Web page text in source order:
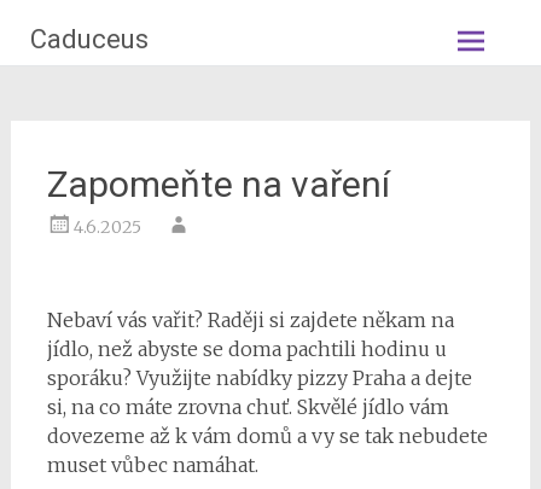
Caduceus
Skip
to
Zapomeňte na vaření
4.6.2025
Nebaví vás vařit? Raději si zajdete někam na
jídlo, než abyste se doma pachtili hodinu u
sporáku? Využijte nabídky pizzy Prahaa dejte
si, na co máte zrovna chuť. Skvělé jídlo vám
dovezeme až k vám domů a vy se tak nebudete
muset vůbec namáhat.